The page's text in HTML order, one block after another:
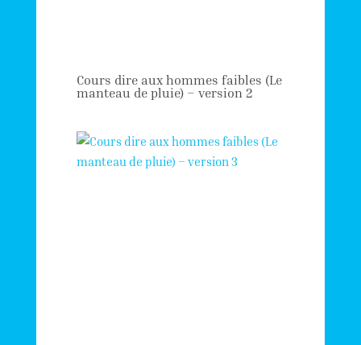
Cours dire aux hommes faibles (Le
manteau de pluie) – version 2